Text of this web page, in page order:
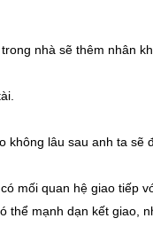
nhà sẽ thêm nhân
không lâu sau anh ta sẽ
mối quan hệ giao tiếp
thể mạnh dạn kết giao,